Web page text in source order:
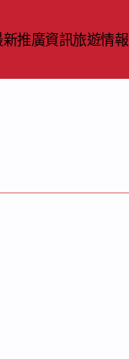
新推廣資訊旅遊情報